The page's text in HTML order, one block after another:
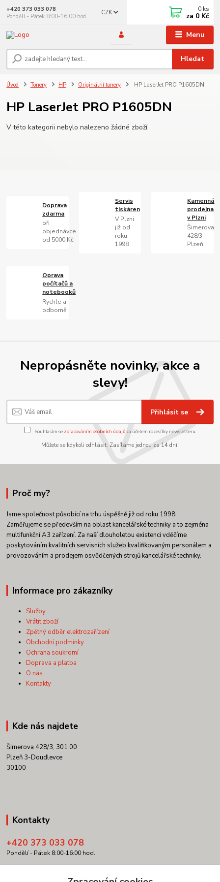
Menu
CZK
Hledat
+420 373 033 078
Pondělí - Pátek 8:00-16:00 hod.
0 ks
za 0 Kč
Úvod Tonery HP Originální tonery HP LaserJet PRO P1605DN
HP LaserJet PRO P1605DN
V této kategorii nebylo nalezeno žádné zboží.
Doprava
zdarma
při
objednávce
od 5000 Kč
Servis
tiskáren
V Plzni
již od
roku
1998
Kamenná
prodejna
v Plzni
Šimerova
428/3,
Plzeň
Oprava
počítačů a
notebooků
Rychle a
odborně
Nepropásněte novinky, akce a
slevy!
Přihlásit se
Souhlasím se zpracováním osobních údajůza účelem rozesílky newsletteru.
Můžete se kdykoli odhlásit. Zasíláme jednou za 14 dní.
Proč my?
Jsme společnost působící na trhu úspěšně již od roku 1998.
Zaměřujeme se především na oblast kancelářské techniky a to zejména
multifunkční A3 zařízení. Za naší dlouholetou existenci vděčíme
poskytováním kvalitních servisních služeb kvalifikovaným personálem a
provozováním a prodejem osvědčených strojů kancelářské techniky.
Informace pro zákazníky
Služby
Vrátit zboží
Zpětný odběr elektrozařízení
Obchodní podmínky
Ochrana soukromí
Doprava a platba
O nás
Kontakty
Kde nás najdete
Šimerova 428/3, 301 00
Plzeň 3-Doudlevce
30100
Kontakty
+420 373 033 078
Pondělí - Pátek 8:00-16:00 hod.